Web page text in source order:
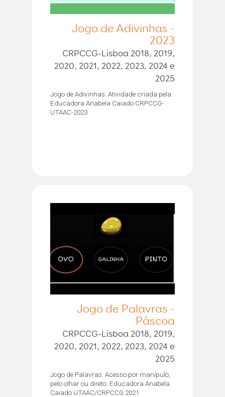
Jogo de Adivinhas -
2023
CRPCCG-Lisboa 2018, 2019,
2020, 2021, 2022, 2023, 2024 e
2025
Jogo de Adivinhas. Atividade criada pela
Educadora Anabela Caiado CRPCCG-
UTAAC-2023
Jogo de Palavras -
Páscoa
CRPCCG-Lisboa 2018, 2019,
2020, 2021, 2022, 2023, 2024 e
2025
Jogo de Palavras. Acesso por manípulo,
pelo olhar ou direto. Educadora Anabela
Caiado UTAAC/CRPCCG 2021